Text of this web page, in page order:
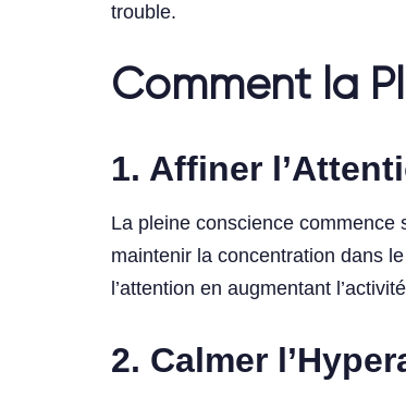
trouble.
Comment la
1. Affiner
La pleine conscience
maintenir la concentration dans
l’attention en augmentant
2. Calmer